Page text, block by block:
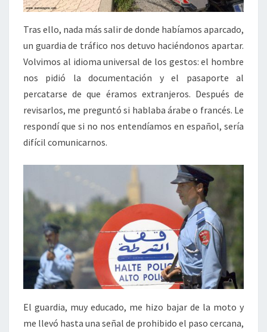
Tras ello, nada más salir de donde habíamos aparcado,
un guardia de tráfico nos detuvo haciéndonos apartar.
Volvimos al idioma universal de los gestos: el hombre
nos pidió la documentación y el pasaporte al
percatarse de que éramos extranjeros. Después de
revisarlos, me preguntó si hablaba árabe o francés. Le
respondí que si no nos entendíamos en español, sería
difícil comunicarnos.
El guardia, muy educado, me hizo bajar de la moto y
me llevó hasta una señal de prohibido el paso cercana,